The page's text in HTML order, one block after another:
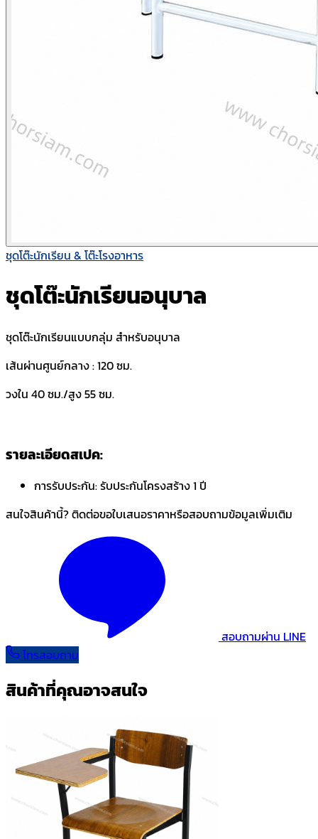
ชุดโต๊ะนักเรียน & โต๊ะโรงอาหาร
ชุดโต๊ะนักเรียนอนุบาล
ชุดโต๊ะนักเรียนแบบกลุ่ม สำหรับอนุบาล
เส้นผ่านศูนย์กลาง : 120 ซม.
วงใน 40 ซม./สูง 55 ซม.
รายละเอียดสเปค:
การรับประกัน:รับประกันโครงสร้าง 1 ปี
สนใจสินค้านี้? ติดต่อขอใบเสนอราคาหรือสอบถามข้อมูลเพิ่มเติม
สอบถามผ่าน LINE
โทรสอบถาม
สินค้าที่คุณอาจสนใจ